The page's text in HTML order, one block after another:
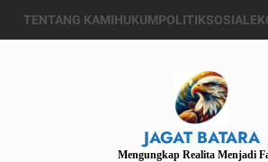
TENTANG KAMIHUKUMPOLITIKSOSIAL
JAGAT BATARA
Mengungkap Realita Menjadi